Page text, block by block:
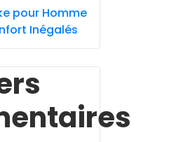
pour Homme
Inégalés